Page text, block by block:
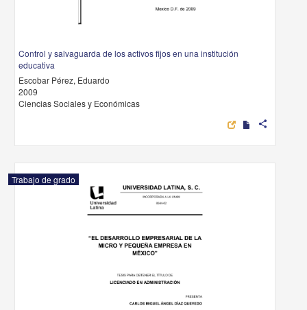
Control y salvaguarda de los activos fijos en una institución
educativa
Escobar Pérez, Eduardo
2009
Ciencias Sociales y Económicas
share
Trabajo de grado